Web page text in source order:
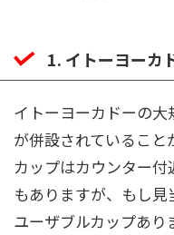
1. イトーヨーカ
イトーヨーカドーの
が併設されているこ
カップはカウンター
もありますが、もし
ユーザブルカップあ